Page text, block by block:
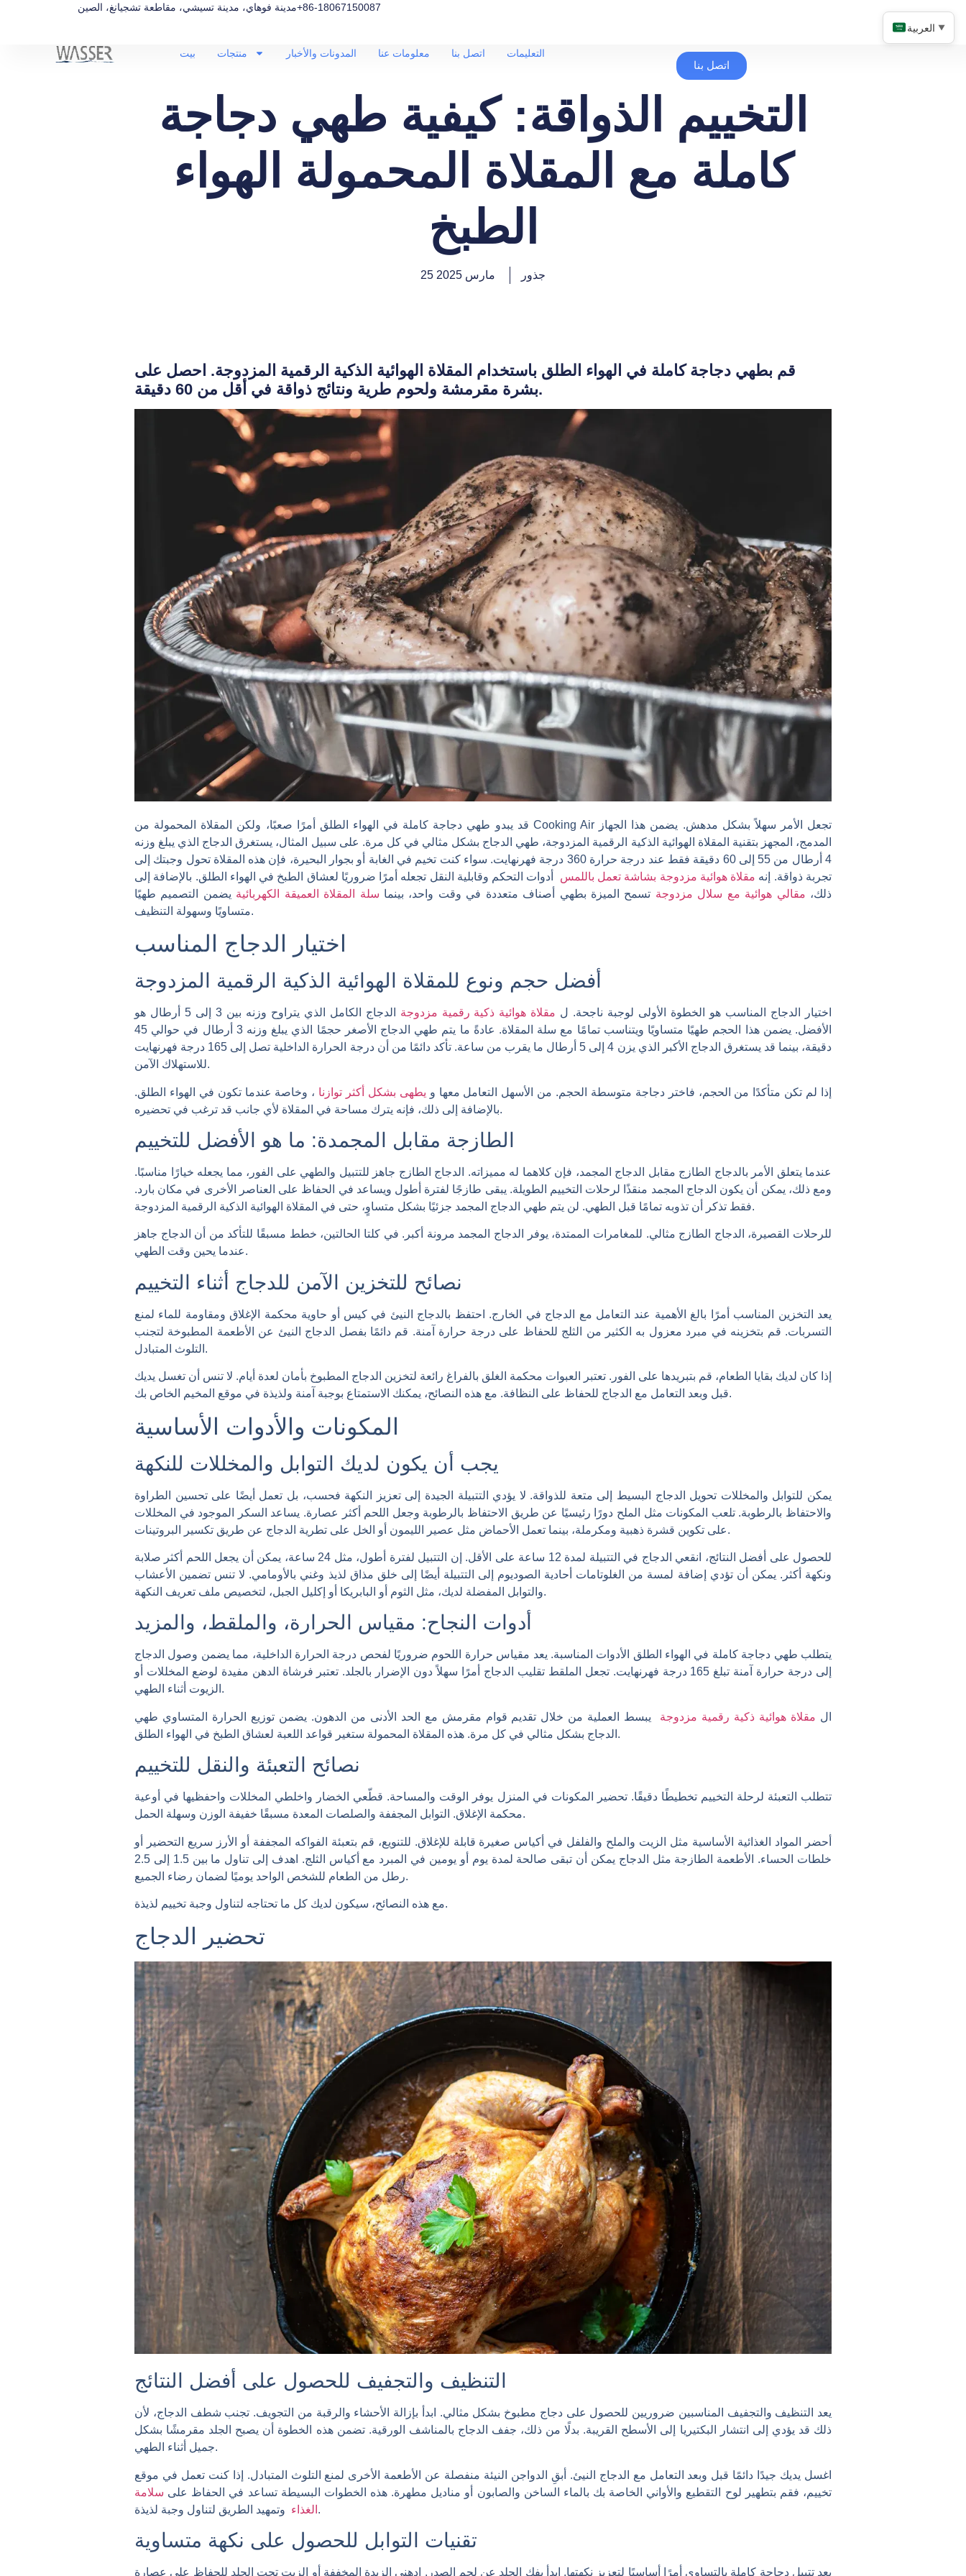
مدينة فوهاي، مدينة تسيشي، مقاطعة تشجيانغ، الصين+86-18067150087
بيت منتجات المدونات والأخبار معلومات عنا اتصل بنا التعليمات
اتصل بنا
التخييم الذواقة: كيفية طهي دجاجة
كاملة مع المقلاة المحمولة الهواء
الطبخ
جذور
قم بطهي دجاجة كاملة في الهواء الطلق باستخدام المقلاة الهوائية الذكية الرقمية المزدوجة. احصل على
بشرة مقرمشة ولحوم طرية ونتائج ذواقة في أقل من 60 دقيقة.
قد يبدو طهي دجاجة كاملة في الهواء الطلق أمرًا صعبًا، ولكن المقلاة المحمولة من Cooking Air تجعل الأمر سهلاً بشكل مدهش. يضمن هذا الجهاز
المدمج، المجهز بتقنية المقلاة الهوائية الذكية الرقمية المزدوجة، طهي الدجاج بشكل مثالي في كل مرة. على سبيل المثال، يستغرق الدجاج الذي يبلغ وزنه
4 أرطال من 55 إلى 60 دقيقة فقط عند درجة حرارة 360 درجة فهرنهايت. سواء كنت تخيم في الغابة أو بجوار البحيرة، فإن هذه المقلاة تحول وجبتك إلى
تجربة ذواقة. إنه مقلاة هوائية مزدوجة بشاشة تعمل باللمس
أدوات التحكم وقابلية النقل تجعله أمرًا ضروريًا لعشاق الطبخ في الهواء الطلق. بالإضافة إلى
ذلك، مقالي هوائية مع سلال مزدوجة تسمح الميزة بطهي أصناف متعددة في وقت واحد، بينما سلة المقلاة العميقة الكهربائية يضمن التصميم طهيًا
متساويًا وسهولة التنظيف.
اختيار الدجاج المناسب
أفضل حجم ونوع للمقلاة الهوائية الذكية الرقمية المزدوجة
اختيار الدجاج المناسب هو الخطوة الأولى لوجبة ناجحة. ل مقلاة هوائية ذكية رقمية مزدوجة
الدجاج الكامل الذي يتراوح وزنه بين 3 إلى 5 أرطال هو
الأفضل. يضمن هذا الحجم طهيًا متساويًا ويتناسب تمامًا مع سلة المقلاة. عادةً ما يتم طهي الدجاج الأصغر حجمًا الذي يبلغ وزنه 3 أرطال في حوالي 45
دقيقة، بينما قد يستغرق الدجاج الأكبر الذي يزن 4 إلى 5 أرطال ما يقرب من ساعة. تأكد دائمًا من أن درجة الحرارة الداخلية تصل إلى 165 درجة فهرنهايت
للاستهلاك الآمن.
إذا لم تكن متأكدًا من الحجم، فاختر دجاجة متوسطة الحجم. من الأسهل التعامل معها و يطهى بشكل أكثر توازنا ، وخاصة عندما تكون في الهواء الطلق.
بالإضافة إلى ذلك، فإنه يترك مساحة في المقلاة لأي جانب قد ترغب في تحضيره.
الطازجة مقابل المجمدة: ما هو الأفضل للتخييم
عندما يتعلق الأمر بالدجاج الطازج مقابل الدجاج المجمد، فإن كلاهما له مميزاته. الدجاج الطازج جاهز للتتبيل والطهي على الفور، مما يجعله خيارًا مناسبًا.
ومع ذلك، يمكن أن يكون الدجاج المجمد منقذًا لرحلات التخييم الطويلة. يبقى طازجًا لفترة أطول ويساعد في الحفاظ على العناصر الأخرى في مكان بارد.
فقط تذكر أن تذوبه تمامًا قبل الطهي. لن يتم طهي الدجاج المجمد جزئيًا بشكل متساوٍ، حتى في المقلاة الهوائية الذكية الرقمية المزدوجة.
للرحلات القصيرة، الدجاج الطازج مثالي. للمغامرات الممتدة، يوفر الدجاج المجمد مرونة أكبر. في كلتا الحالتين، خطط مسبقًا للتأكد من أن الدجاج جاهز
عندما يحين وقت الطهي.
نصائح للتخزين الآمن للدجاج أثناء التخييم
يعد التخزين المناسب أمرًا بالغ الأهمية عند التعامل مع الدجاج في الخارج. احتفظ بالدجاج النيئ في كيس أو حاوية محكمة الإغلاق ومقاومة للماء لمنع
التسربات. قم بتخزينه في مبرد معزول به الكثير من الثلج للحفاظ على درجة حرارة آمنة. قم دائمًا بفصل الدجاج النيئ عن الأطعمة المطبوخة لتجنب
التلوث المتبادل.
إذا كان لديك بقايا الطعام، قم بتبريدها على الفور. تعتبر العبوات محكمة الغلق بالفراغ رائعة لتخزين الدجاج المطبوخ بأمان لعدة أيام. لا تنس أن تغسل يديك
قبل وبعد التعامل مع الدجاج للحفاظ على النظافة. مع هذه النصائح، يمكنك الاستمتاع بوجبة آمنة ولذيذة في موقع المخيم الخاص بك.
المكونات والأدوات الأساسية
يجب أن يكون لديك التوابل والمخللات للنكهة
يمكن للتوابل والمخللات تحويل الدجاج البسيط إلى متعة للذواقة. لا يؤدي التتبيلة الجيدة إلى تعزيز النكهة فحسب، بل تعمل أيضًا على تحسين الطراوة
والاحتفاظ بالرطوبة. تلعب المكونات مثل الملح دورًا رئيسيًا عن طريق الاحتفاظ بالرطوبة وجعل اللحم أكثر عصارة. يساعد السكر الموجود في المخللات
على تكوين قشرة ذهبية ومكرملة، بينما تعمل الأحماض مثل عصير الليمون أو الخل على تطرية الدجاج عن طريق تكسير البروتينات.
للحصول على أفضل النتائج، انقعي الدجاج في التتبيلة لمدة 12 ساعة على الأقل. إن التتبيل لفترة أطول، مثل 24 ساعة، يمكن أن يجعل اللحم أكثر صلابة
ونكهة أكثر. يمكن أن تؤدي إضافة لمسة من الغلوتامات أحادية الصوديوم إلى التتبيلة أيضًا إلى خلق مذاق لذيذ وغني بالأومامي. لا تنس تضمين الأعشاب
والتوابل المفضلة لديك، مثل الثوم أو البابريكا أو إكليل الجبل، لتخصيص ملف تعريف النكهة.
أدوات النجاح: مقياس الحرارة، والملقط، والمزيد
يتطلب طهي دجاجة كاملة في الهواء الطلق الأدوات المناسبة. يعد مقياس حرارة اللحوم ضروريًا لفحص درجة الحرارة الداخلية، مما يضمن وصول الدجاج
إلى درجة حرارة آمنة تبلغ 165 درجة فهرنهايت. تجعل الملقط تقليب الدجاج أمرًا سهلاً دون الإضرار بالجلد. تعتبر فرشاة الدهن مفيدة لوضع المخللات أو
الزيوت أثناء الطهي.
ال مقلاة هوائية ذكية رقمية مزدوجة
يبسط العملية من خلال تقديم قوام مقرمش مع الحد الأدنى من الدهون. يضمن توزيع الحرارة المتساوي طهي
الدجاج بشكل مثالي في كل مرة. هذه المقلاة المحمولة ستغير قواعد اللعبة لعشاق الطبخ في الهواء الطلق.
نصائح التعبئة والنقل للتخييم
تتطلب التعبئة لرحلة التخييم تخطيطًا دقيقًا. تحضير المكونات في المنزل يوفر الوقت والمساحة. قطّعي الخضار واخلطي المخللات واحفظيها في أوعية
محكمة الإغلاق. التوابل المجففة والصلصات المعدة مسبقًا خفيفة الوزن وسهلة الحمل.
أحضر المواد الغذائية الأساسية مثل الزيت والملح والفلفل في أكياس صغيرة قابلة للإغلاق. للتنويع، قم بتعبئة الفواكه المجففة أو الأرز سريع التحضير أو
خلطات الحساء. الأطعمة الطازجة مثل الدجاج يمكن أن تبقى صالحة لمدة يوم أو يومين في المبرد مع أكياس الثلج. اهدف إلى تناول ما بين 1.5 إلى 2.5
رطل من الطعام للشخص الواحد يوميًا لضمان رضاء الجميع.
مع هذه النصائح، سيكون لديك كل ما تحتاجه لتناول وجبة تخييم لذيذة.
تحضير الدجاج
التنظيف والتجفيف للحصول على أفضل النتائج
يعد التنظيف والتجفيف المناسبين ضروريين للحصول على دجاج مطبوخ بشكل مثالي. ابدأ بإزالة الأحشاء والرقبة من التجويف. تجنب شطف الدجاج، لأن
ذلك قد يؤدي إلى انتشار البكتيريا إلى الأسطح القريبة. بدلًا من ذلك، جفف الدجاج بالمناشف الورقية. تضمن هذه الخطوة أن يصبح الجلد مقرمشًا بشكل
جميل أثناء الطهي.
اغسل يديك جيدًا دائمًا قبل وبعد التعامل مع الدجاج النيئ. أبقِ الدواجن النيئة منفصلة عن الأطعمة الأخرى لمنع التلوث المتبادل. إذا كنت تعمل في موقع
تخييم، فقم بتطهير لوح التقطيع والأواني الخاصة بك بالماء الساخن والصابون أو مناديل مطهرة. هذه الخطوات البسيطة تساعد في الحفاظ على سلامة
الغذاء وتمهيد الطريق لتناول وجبة لذيذة.
تقنيات التوابل للحصول على نكهة متساوية
يعد تتبيل دجاجة كاملة بالتساوي أمرًا أساسيًا لتعزيز نكهتها. ابدأ بفك الجلد عن لحم الصدر. ادهني الزبدة المخففة أو الزيت تحت الجلد للحفاظ على عصارة
العربية ▼